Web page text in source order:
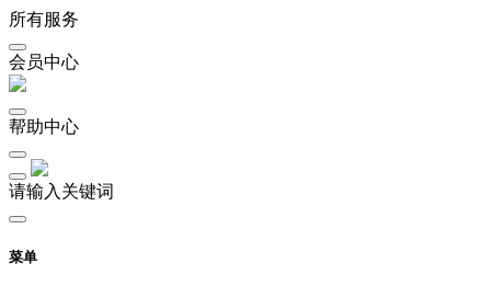
所有服务
会员中心
帮助中心
请输入关键词
菜单